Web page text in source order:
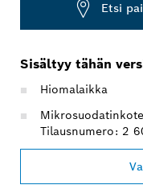
Etsi
Sisältyy tähän
Hiomalaikka
Tilausnumero: 2